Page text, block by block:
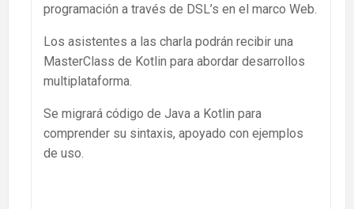
programación a través de DSL’s en el marco Web.
Los asistentes a las charla podrán recibir una
MasterClass de Kotlin para abordar desarrollos
multiplataforma.
Se migrará código de Java a Kotlin para
comprender su sintaxis, apoyado con ejemplos
de uso.